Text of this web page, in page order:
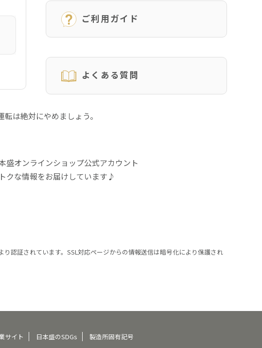
ご利用ガイド
よくある質問
は絶対にやめましょう。
盛オンラインショップ公式アカウント
クな情報をお届けしています♪
り認証されています。SSL対応ページからの情報送信は暗号化により保護され
サイト 日本盛のSDGs 製造所固有記号